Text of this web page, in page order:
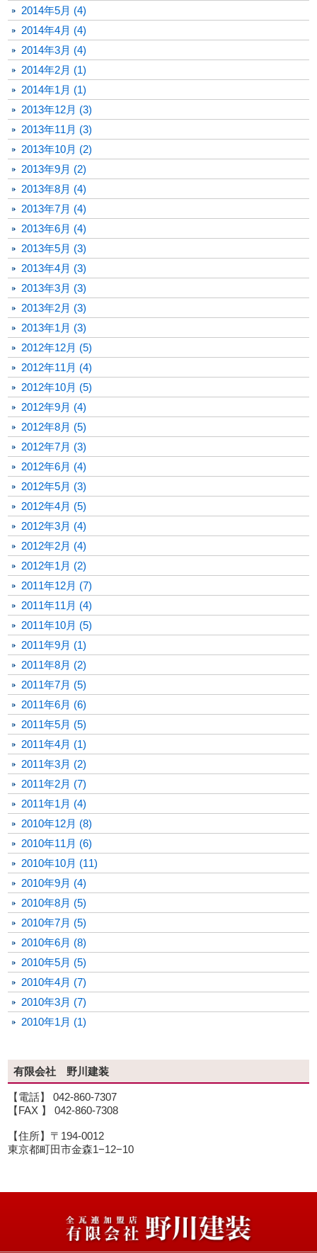
2014年5月 (4)
2014年4月 (4)
2014年3月 (4)
2014年2月 (1)
2014年1月 (1)
2013年12月 (3)
2013年11月 (3)
2013年10月 (2)
2013年9月 (2)
2013年8月 (4)
2013年7月 (4)
2013年6月 (4)
2013年5月 (3)
2013年4月 (3)
2013年3月 (3)
2013年2月 (3)
2013年1月 (3)
2012年12月 (5)
2012年11月 (4)
2012年10月 (5)
2012年9月 (4)
2012年8月 (5)
2012年7月 (3)
2012年6月 (4)
2012年5月 (3)
2012年4月 (5)
2012年3月 (4)
2012年2月 (4)
2012年1月 (2)
2011年12月 (7)
2011年11月 (4)
2011年10月 (5)
2011年9月 (1)
2011年8月 (2)
2011年7月 (5)
2011年6月 (6)
2011年5月 (5)
2011年4月 (1)
2011年3月 (2)
2011年2月 (7)
2011年1月 (4)
2010年12月 (8)
2010年11月 (6)
2010年10月 (11)
2010年9月 (4)
2010年8月 (5)
2010年7月 (5)
2010年6月 (8)
2010年5月 (5)
2010年4月 (7)
2010年3月 (7)
2010年1月 (1)
有限会社 野川建装
【電話】 042-860-7307
【FAX 】 042-860-7308
【住所】〒194-0012
東京都町田市金森1−12−10